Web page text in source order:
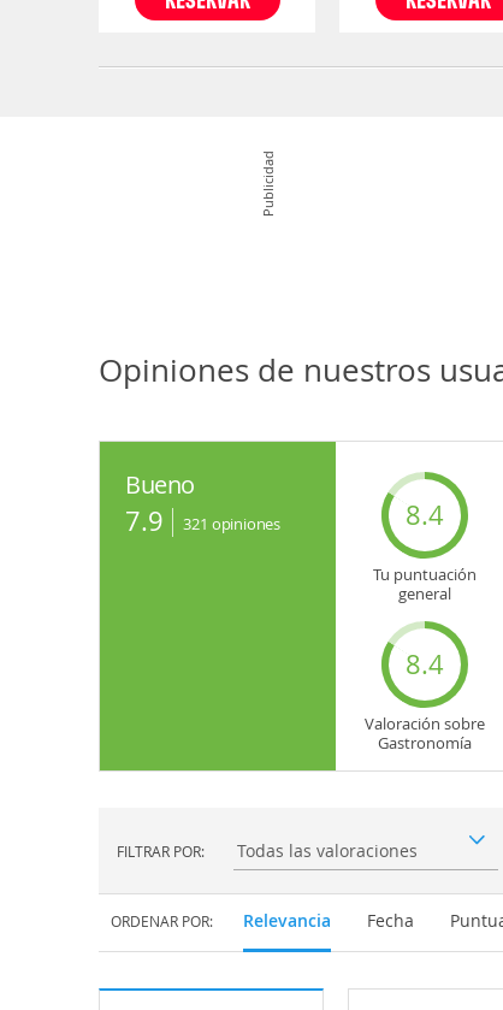
Publicidad
Opiniones de nuestros
Bueno
7.9 321 opiniones 8.4
Tu puntuación
general
8.4
Valoración sobre
Gastronomía
FILTRAR POR: Filtrar por:
ORDENAR POR: Relevancia Fecha